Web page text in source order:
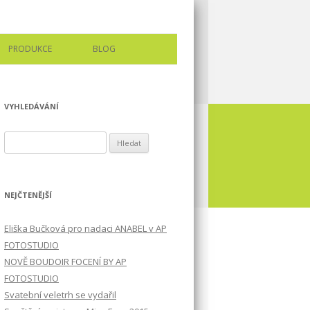
PRODUKCE BLOG
VYHLEDÁVÁNÍ
NEJČTENĚJŠÍ
Eliška Bučková pro nadaci ANABEL v AP
FOTOSTUDIO
NOVĚ BOUDOIR FOCENÍ BY AP
FOTOSTUDIO
Svatební veletrh se vydařil